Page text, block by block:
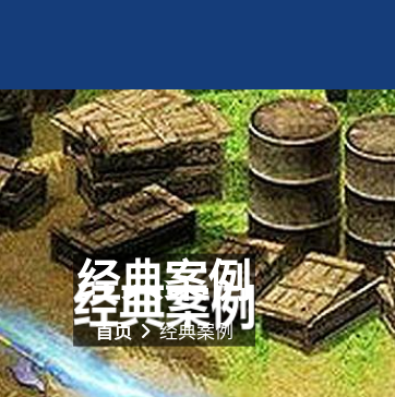
经典案例
首页 经典案例